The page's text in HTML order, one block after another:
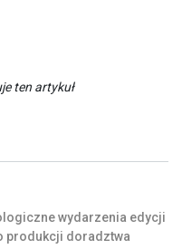
ten artykuł
wydarzenia edycji
produkcji doradztwa